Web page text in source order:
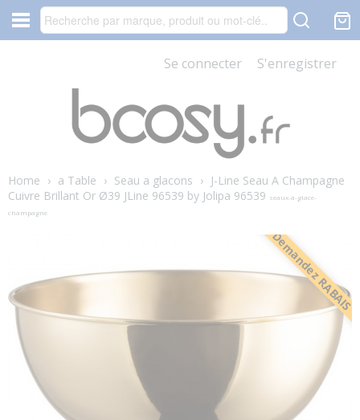
Se connecter S'enregistrer
Home › a Table › Seau a glacons › J-Line Seau A Champagne
Cuivre Brillant Or Ø39 JLine 96539 by Jolipa 96539 seaux-à-glace-
champagne
Demandez RABAIS